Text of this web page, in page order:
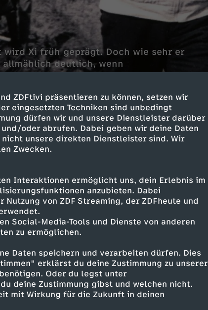
ZDFtivi präsentieren zu können, setzen wir
eingesetzten Techniken sind unbedingt
dürfen wir und unsere Dienstleister darüber
oder abrufen. Dabei geben wir deine Daten
unsere direkten Dienstleister sind. Wir
Zwecken.
Interaktionen ermöglicht uns, dein Erlebnis im
anzubieten. Dabei
von ZDF Streaming, der ZDFheute und
Social-Media-Tools und Dienste von anderen
zu ermöglichen.
Daten speichern und verarbeiten dürfen. Dies
erklärst du deine Zustimmung zu unserer
Oder du legst unter
deine Zustimmung gibst und welchen nicht.
mit Wirkung für die Zukunft in deinen
wird Xi früh geprägt. Doch wie sehr er
deutlich, wenn
so niemand erwartet hatte. Denn Xis
Präsidenten
Prinzling auf – als Kind eines
die Härten der Kulturrevolution und
Gebiete Chinas, wo er mit vielen
gezwungen wird. Eine prägende
beeinflusst.
Jinpings Biografie von der Kindheit
Macht. Er thematisiert Xis
Dominanz und die Rivalität